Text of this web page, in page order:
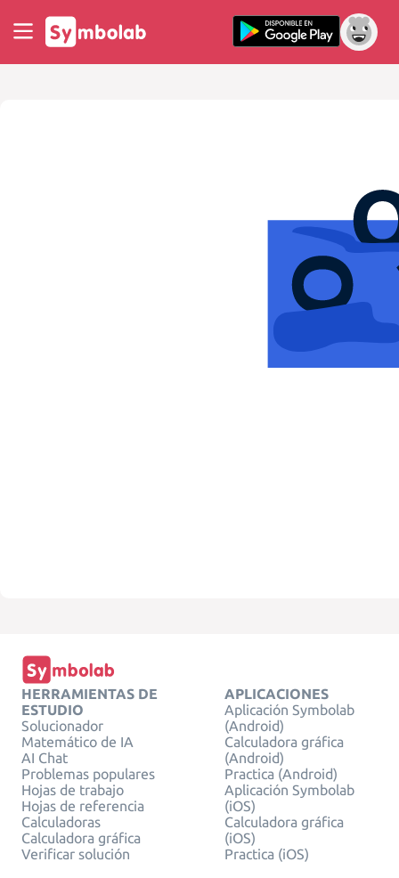
HERRAMIENTAS DE
ESTUDIO
Solucionador
Matemático de IA
AI Chat
Problemas populares
Hojas de trabajo
Hojas de referencia
Calculadoras
Calculadora gráfica
Verificar solución
APLICACIONES
Aplicación Symbolab
(Android)
Calculadora gráfica
(Android)
Practica (Android)
Aplicación Symbolab
(iOS)
Calculadora gráfica
(iOS)
Practica (iOS)